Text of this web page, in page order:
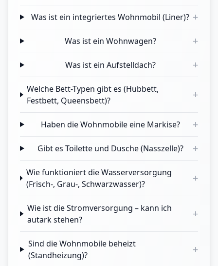
Was ist ein integriertes Wohnmobil (Liner)? +
Was ist ein Wohnwagen? +
Was ist ein Aufstelldach? +
Welche Bett-Typen gibt es (Hubbett,
Festbett, Queensbett)?
+
Haben die Wohnmobile eine Markise? +
Gibt es Toilette und Dusche (Nasszelle)? +
Wie funktioniert die Wasserversorgung
(Frisch-, Grau-, Schwarzwasser)?
+
Wie ist die Stromversorgung – kann ich
autark stehen?
+
Sind die Wohnmobile beheizt
(Standheizung)?
+